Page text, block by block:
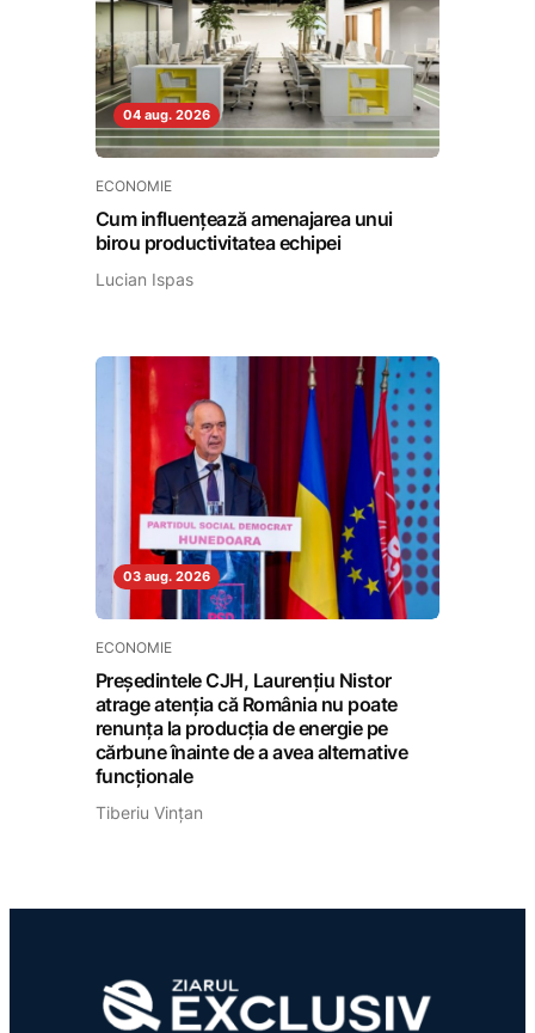
04 aug. 2026
ECONOMIE
Cum influențează amenajarea unui
birou productivitatea echipei
Lucian Ispas
03 aug. 2026
ECONOMIE
Președintele CJH, Laurențiu Nistor
atrage atenția că România nu poate
renunța la producția de energie pe
cărbune înainte de a avea alternative
funcționale
Tiberiu Vințan